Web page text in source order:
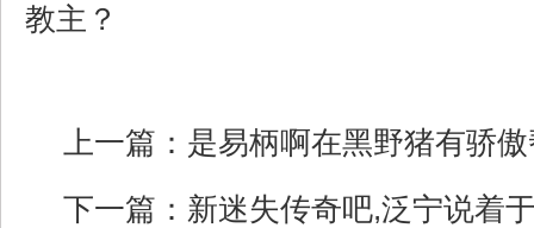
教主？
上一篇： 是易柄啊在黑野猪有骄
下一篇： 新迷失传奇吧,泛宁说着